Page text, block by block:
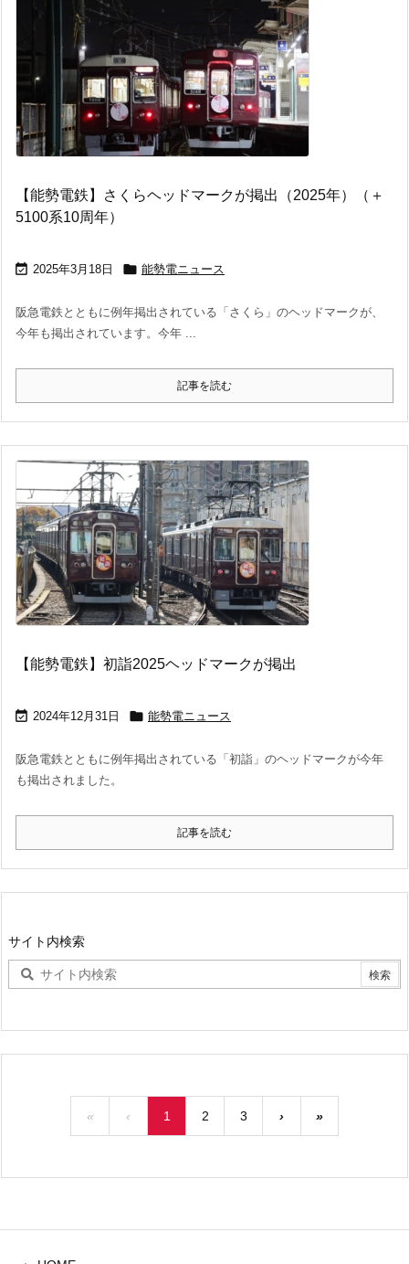
【能勢電鉄】さくらヘッドマークが掲出（2025年）（＋
5100系10周年）
 2025年3月18日  能勢電ニュース
阪急電鉄とともに例年掲出されている「さくら」のヘッドマークが、
今年も掲出されています。今年 ...
記事を読む
【能勢電鉄】初詣2025ヘッドマークが掲出
 2024年12月31日  能勢電ニュース
阪急電鉄とともに例年掲出されている「初詣」のヘッドマークが今年
も掲出されました。
記事を読む
サイト内検索
« ‹ 1 2 3 › »